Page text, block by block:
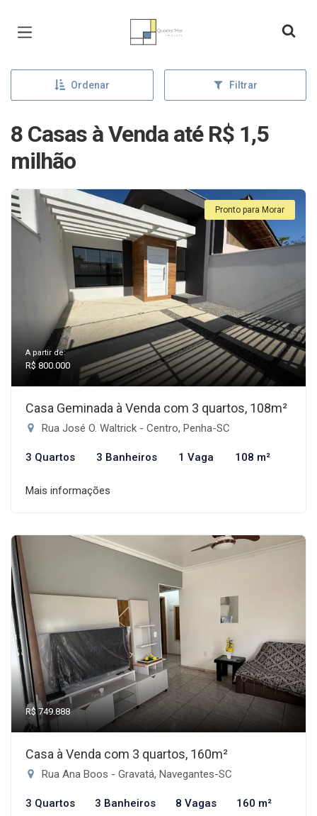
Página inicial
Ordenar Filtrar
8 Casas à Venda até R$ 1,5
milhão
Pronto para Morar
A partir de:
R$ 800.000
Casa Geminada à Venda com 3 quartos, 108m²
Rua José O. Waltrick - Centro, Penha-SC
3 Quartos 3 Banheiros 1 Vaga 108 m²
Mais informações
R$ 749.888
Casa à Venda com 3 quartos, 160m²
Rua Ana Boos - Gravatá, Navegantes-SC
3 Quartos 3 Banheiros 8 Vagas 160 m²